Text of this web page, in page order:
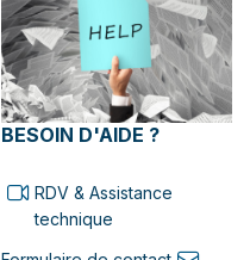
BESOIN D'AIDE ?
RDV & Assistance
technique